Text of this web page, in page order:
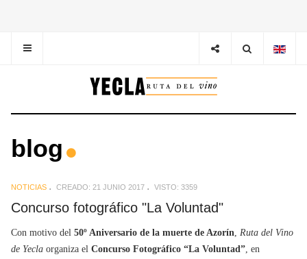
blog
NOTICIAS CREADO: 21 JUNIO 2017 VISTO: 3359
Concurso fotográfico "La Voluntad"
Con motivo del 50º Aniversario de la muerte de Azorín
Ruta del Vino
de Yecla organiza el Concurso Fotográfico “La Voluntad” , en